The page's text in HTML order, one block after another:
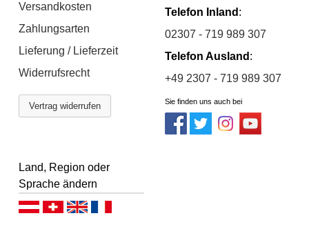
Versandkosten
Zahlungsarten
Lieferung / Lieferzeit
Widerrufsrecht
Vertrag widerrufen
Telefon Inland :
02307 - 719 989 307
Telefon Ausland :
+49 2307 - 719 989 307
Sie finden uns auch bei
Land, Region oder
Sprache ändern
Deutsch (AT)Deutsch (CH)